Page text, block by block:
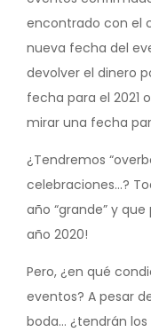
encontrado con el
nueva fecha del
devolver el dinero
fecha para el 2021
mirar una fecha
¿Tendremos
celebraciones…?
año “grande” y
año 2020!
Pero, ¿en qué
eventos? A pesar
boda… ¿tendrán